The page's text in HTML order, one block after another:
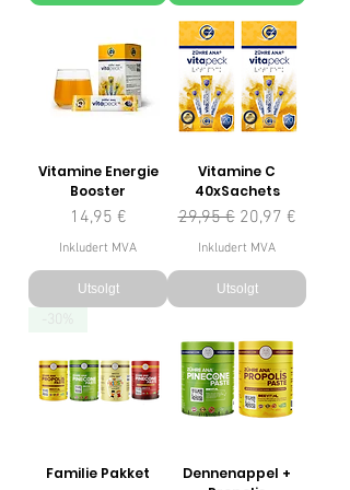
Vitamine Energie
Booster
Pris
14,95 €
Inkludert MVA
Utsolgt
Vitamine C
40xSachets
Vanlig pris
29,95 € Salgspris
20,97 €
Inkludert MVA
Utsolgt
Familie Pakket
Dennenappel +